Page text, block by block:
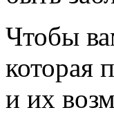
Чтобы
которая
и их